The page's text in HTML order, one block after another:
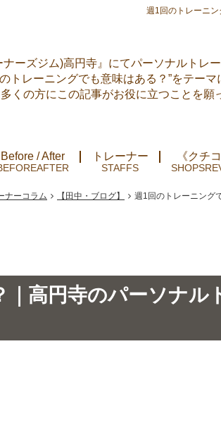
週1回のトレーニ
ーズジム)高円寺』にてパーソナルトレ
トレーニングでも意味はある？”をテー
くの方にこの記事がお役に立つことを願
Before / After トレーナー 《クチ
ナーコラム 【田中・ブログ】 週1回のトレーニング
高円寺のパーソナル